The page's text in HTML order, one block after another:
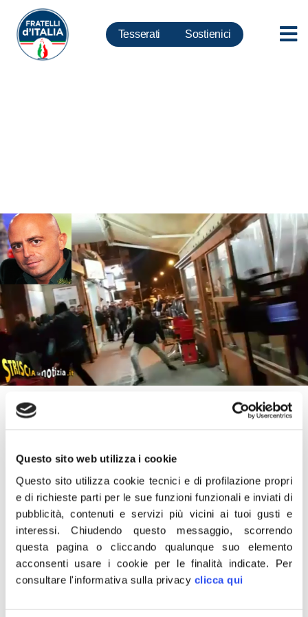
Questo sito web utilizza i cookie
Questo sito utilizza cookie tecnici e di profilazione propri
e di richieste parti per le sue funzioni funzionali e inviati di
pubblicità, contenuti e servizi più vicini ai tuoi gusti e
interessi.Chiudendo questo messaggio, scorrendo
questa pagina o cliccando qualunque suo elemento
acconsenti usare i cookie per le finalità indicate. Per
consultare l'informativa sulla privacy clicca qui
Tesserati Sostienici
14 Marzo 2017
pronta guarigione a Luca Abete e alla troupe
un gruppo di extracomunitari armati di
bastoni. Il motivo? Questi delinquenti non
volevano farsi riprendere mentre vendevano
illegalmente merce contraffatta. Ora
ribadiamo come la pensa FdI su questo
tema: in Italia non fai come ti pare. Se ti